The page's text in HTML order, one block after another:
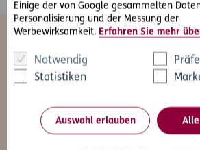
Einige der von Google gesammelten
Personalisierung und der Messung der
Werbewirksamkeit. Erfahren Sie mehr
Notwendig
Statistiken
Auswahl erlauben
Freizeit